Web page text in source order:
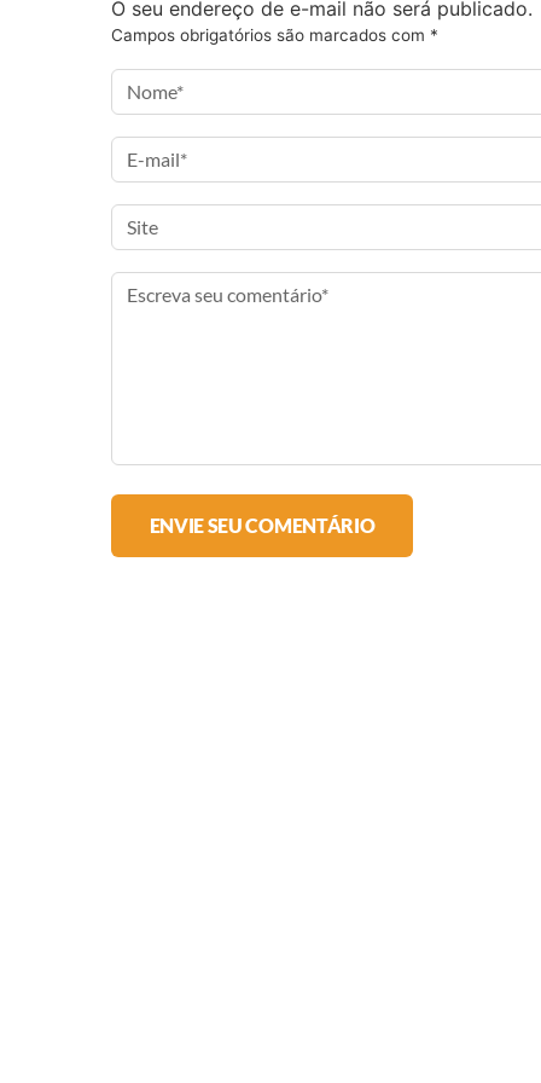
F
c
e
o
o
k
T
t
e
r
I
t
g
r
a
m
i
l
O seu endereço de e-mail não será publicado.
Campos obrigatórios são marcados com *